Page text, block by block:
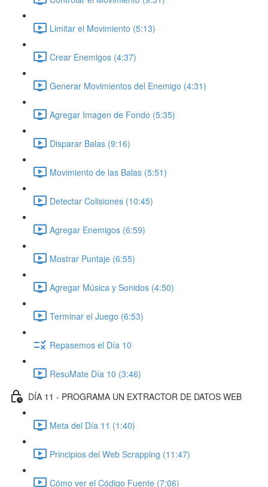
Limitar el Movimiento (5:13)
Crear Enemigos (4:37)
Generar Movimientos del Enemigo (4:31)
Agregar Imagen de Fondo (5:35)
Disparar Balas (9:16)
Movimiento de las Balas (5:51)
Detectar Colisiones (10:45)
Agregar Enemigos (6:59)
Mostrar Puntaje (6:55)
Agregar Música y Sonidos (4:50)
Terminar el Juego (6:53)
Repasemos el Día 10
ResuMate Día 10 (3:46)
DÍA 11 - PROGRAMA UN EXTRACTOR DE DATOS WEB
Meta del Día 11 (1:40)
Principios del Web Scrapping (11:47)
Cómo ver el Código Fuente (7:06)